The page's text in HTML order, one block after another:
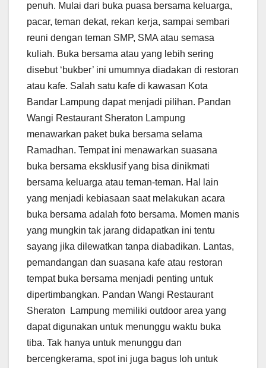
penuh. Mulai dari buka puasa bersama keluarga,
pacar, teman dekat, rekan kerja, sampai sembari
reuni dengan teman SMP, SMA atau semasa
kuliah. Buka bersama atau yang lebih sering
disebut ‘bukber’ ini umumnya diadakan di restoran
atau kafe. Salah satu kafe di kawasan Kota
Bandar Lampung dapat menjadi pilihan. Pandan
Wangi Restaurant Sheraton Lampung
menawarkan paket buka bersama selama
Ramadhan. Tempat ini menawarkan suasana
buka bersama eksklusif yang bisa dinikmati
bersama keluarga atau teman-teman. Hal lain
yang menjadi kebiasaan saat melakukan acara
buka bersama adalah foto bersama. Momen manis
yang mungkin tak jarang didapatkan ini tentu
sayang jika dilewatkan tanpa diabadikan. Lantas,
pemandangan dan suasana kafe atau restoran
tempat buka bersama menjadi penting untuk
dipertimbangkan. Pandan Wangi Restaurant
Sheraton Lampung memiliki outdoor area yang
dapat digunakan untuk menunggu waktu buka
tiba. Tak hanya untuk menunggu dan
bercengkerama, spot ini juga bagus loh untuk